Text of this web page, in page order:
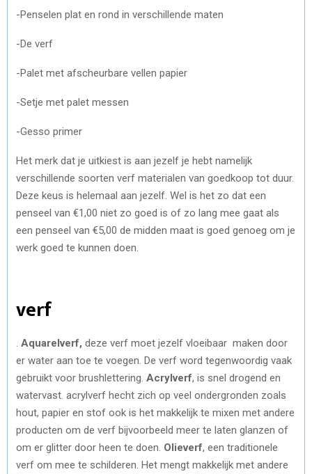
-Penselen plat en rond in verschillende maten
-De verf
-Palet met afscheurbare vellen papier
-Setje met palet messen
-Gesso primer
Het merk dat je uitkiest is aan jezelf je hebt namelijk
verschillende soorten verf materialen van goedkoop tot duur.
Deze keus is helemaal aan jezelf. Wel is het zo dat een
penseel van €1,00 niet zo goed is of zo lang mee gaat als
een penseel van €5,00 de midden maat is goed genoeg om je
werk goed te kunnen doen.
verf
. Aquarelverf, deze verf moet jezelf vloeibaar maken door
er water aan toe te voegen. De verf word tegenwoordig vaak
gebruikt voor brushlettering. Acrylverf, is snel drogend en
watervast. acrylverf hecht zich op veel ondergronden zoals
hout, papier en stof ook is het makkelijk te mixen met andere
producten om de verf bijvoorbeeld meer te laten glanzen of
om er glitter door heen te doen. Olieverf, een traditionele
verf om mee te schilderen. Het mengt makkelijk met andere